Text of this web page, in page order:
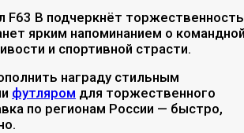
F63 B подчеркнёт торжественность
ярким напоминанием о
и спортивной страсти.
награду стильным
футляром для торжественного
по регионам России — быстро,